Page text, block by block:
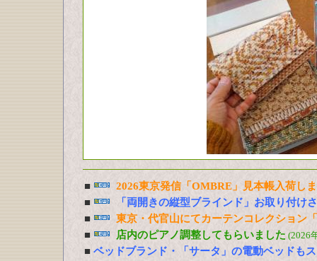
■
2026東京発信「OMBRE」見本帳入荷し
■
「両開きの縦型ブラインド」お取り付け
■
東京・代官山にてカーテンコレクション
■
店内のピアノ調整してもらいました (2026
■ ベッドブランド・「サータ」の電動ベッドも